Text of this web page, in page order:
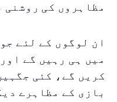
مظاہروں کی روشنی
ان لوگوں کے لئے
میں ہی رہیں گے
کریں گے، کئی
بازی کے مظاہرے